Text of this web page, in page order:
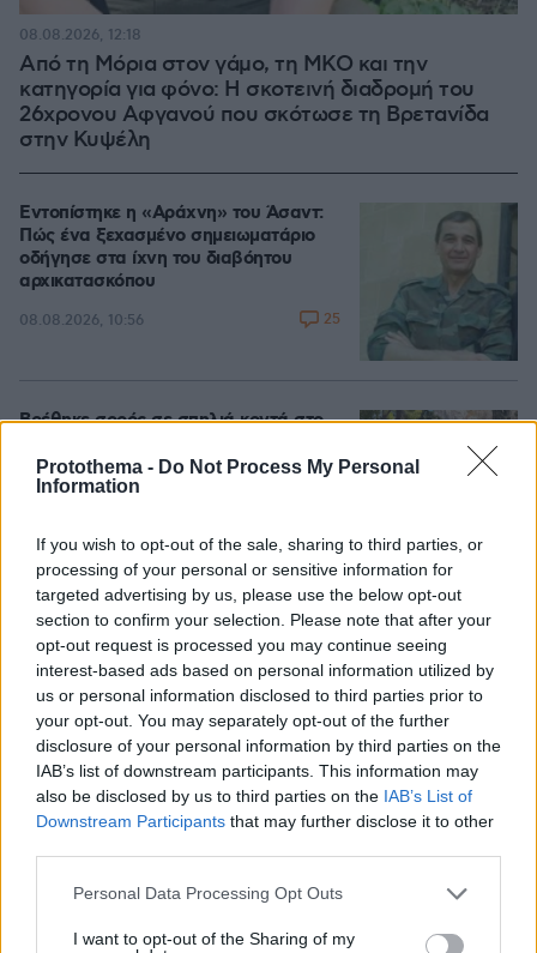
Protothema - Do Not Process My Personal
Information
If you wish to opt-out of the sale, sharing to third parties, or
processing of your personal or sensitive information for
targeted advertising by us, please use the below opt-out
section to confirm your selection. Please note that after your
opt-out request is processed you may continue seeing
interest-based ads based on personal information utilized by
us or personal information disclosed to third parties prior to
your opt-out. You may separately opt-out of the further
disclosure of your personal information by third parties on the
IAB’s list of downstream participants. This information may
also be disclosed by us to third parties on the IAB’s List of
Downstream Participants that may further disclose it to other
Please note that this website/app uses one or more Google
not limited to your visit or usage behaviour. You may click to
Personal Data Processing Opt Outs
I want to opt-out of the Sharing of my
Από τη Μόρια στον γάμο, τη ΜΚΟ και την
κατηγορία για φόνο: Η σκοτεινή διαδρομή του
26χρονου Αφγανού που σκότωσε τη Βρετανίδα
στην Κυψέλη
08.08.2026, 12:18
Εντοπίστηκε η «Αράχνη» του Άσαντ:
Πώς ένα ξεχασμένο σημειωματάριο
οδήγησε στα ίχνη του διαβόητου
αρχικατασκόπου
08.08.2026, 10:56 25
Βρέθηκε σορός σε σπηλιά κοντά στο
Λυκαβηττό
Βίντεο: Μεθυσμένη σκότωσε νύφη
λίγες ώρες μετά τον γάμο της και στο
τμήμα ζητούσε κλαίγοντας τον πατέρα
της
08.08.2026, 09:25
Καρέ-καρέ η ανάλυση του τροχαίου
στις Σέρρες με νεκρούς μητέρα και
γιο: Τι λέει πραγματογνώμονας στο
protothema
08.08.2026, 08:36 184